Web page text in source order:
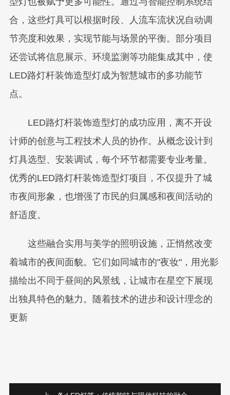
合，这些灯具可以根据时段、人流车流状况自动调
节亮度和效果，实现节能与场景的平衡。部分项目
还尝试将信息展示、环境监测等功能集成其中，使
LED路灯杆装饰造型灯成为智慧城市的多功能节
点。
LED路灯杆装饰造型灯的成功应用，离不开设
计师的创意与工程技术人员的协作。从概念设计到
灯具选型、安装调试，每个环节都需要专业考量。
优秀的LED路灯杆装饰造型灯项目，不仅提升了城
市夜间形象，也增强了市民的归属感和夜间活动的
舒适度。
这些融合实用与美学的照明设施，正悄然改变
着城市的夜间面貌。它们如同城市的"夜妆"，用光影
描绘出不同于昼间的风景线，让城市在星空下展现
出独具特色的魅力。随着技术的进步和设计理念的
更新